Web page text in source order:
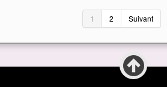
1 2 Suivant